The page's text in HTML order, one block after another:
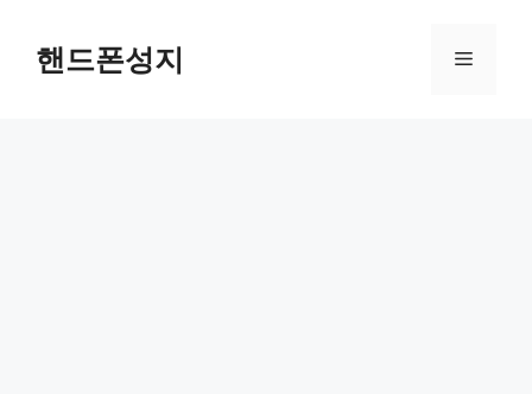
content핸드폰성지 Menu